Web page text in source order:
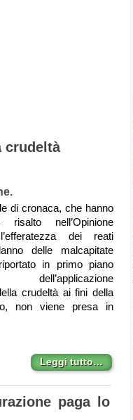
crudeltà
di cronaca, che hanno
risalto nell’Opinione
dei reati
delle malcapitate
in primo piano
dell’applicazione
crudeltà ai fini della
non viene presa in
Leggi tutto…
paga lo